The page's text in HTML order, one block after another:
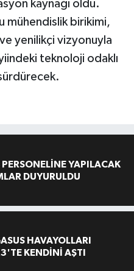
kaynağı oldu.
mühendislik birikimi,
yenilikçi vizyonuyla
teknoloji odaklı
PERSONELİNE YAPILACAK
DUYURULDU
HAVAYOLLARI
KENDİNİ AŞTI